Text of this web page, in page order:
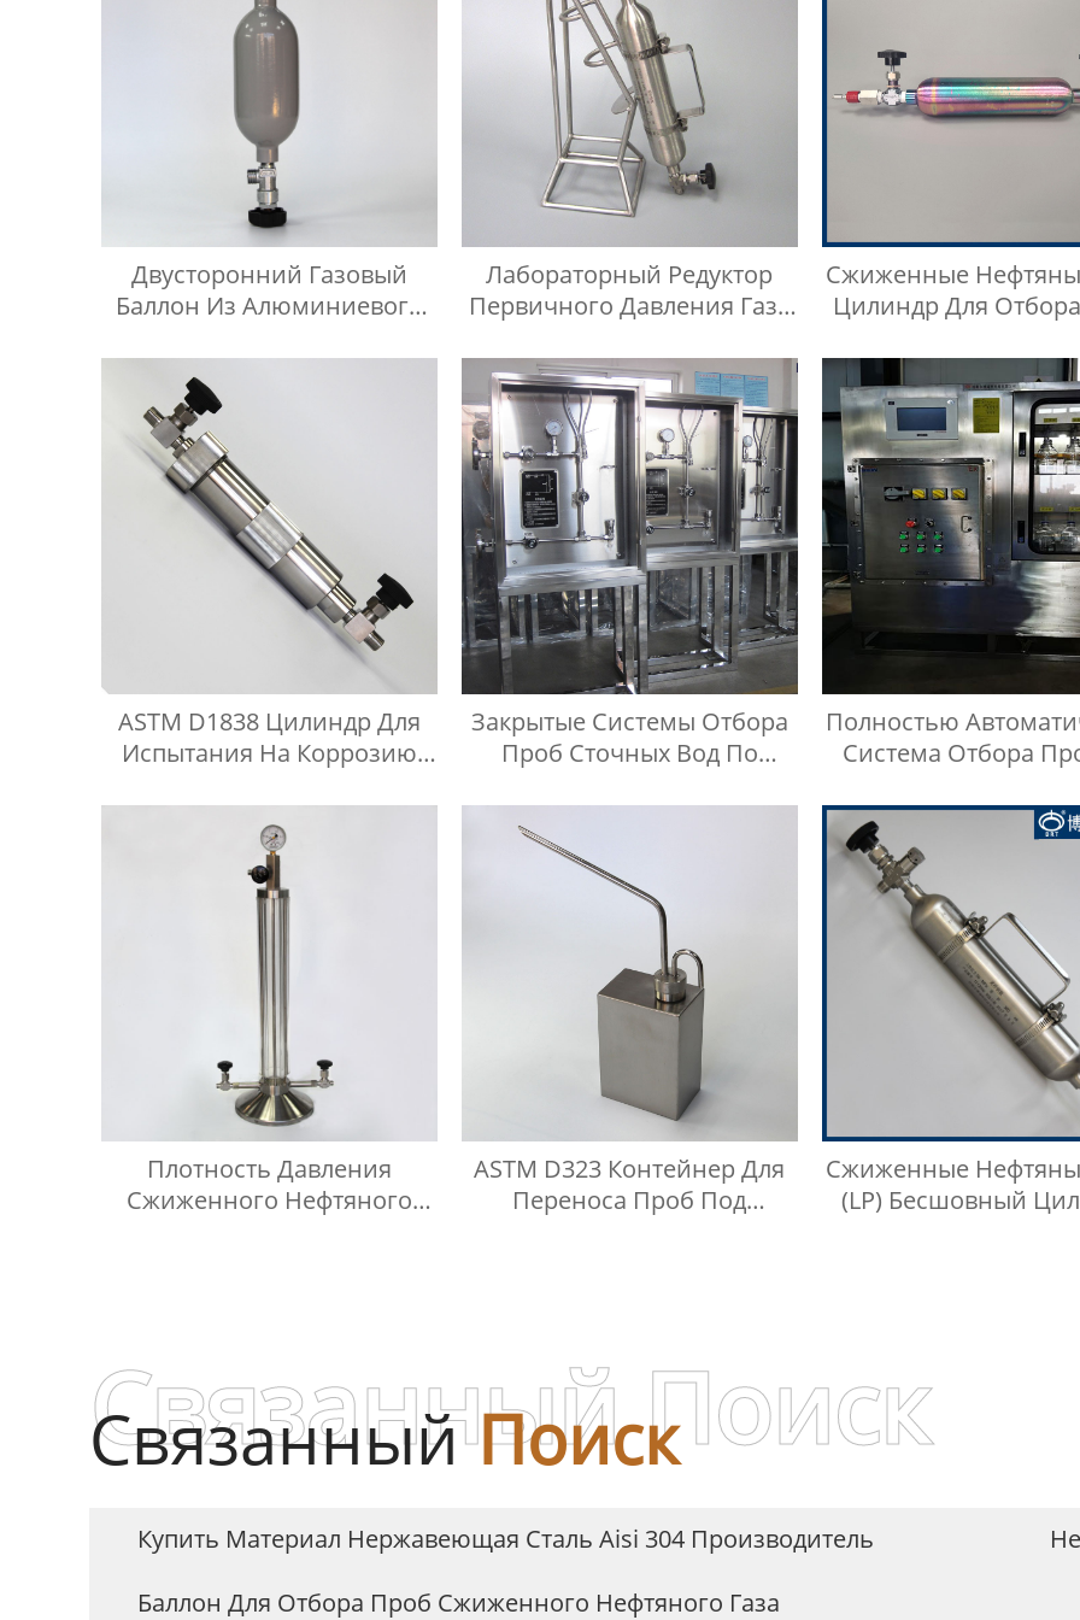
Двусторонний Газовый
Баллон Из Алюминиевого
Лабораторный Редуктор
Первичного Давления Газа
Сжиженные
Цилиндр Для
ASTM D1838 Цилиндр Для
Испытания На Коррозию
Сжиженного Нефтяного
Газа
Закрытые Системы Отбора
Проб Сточных Вод По
Полностью
Система Отбора
Жидкостей На
Плотность Давления
Сжиженного Нефтяного
ASTM D323 Контейнер Для
Переноса Проб Под
Сжиженные
(LP) Бесшовный
СвязанныйПоиск
Связанный Поиск
Купить Материал Нержавеющая Сталь Aisi 304 Производитель
Баллон Для Отбора Проб Сжиженного Нефтяного Газа